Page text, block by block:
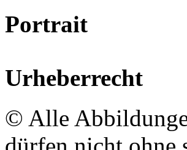
Portrait
Urheberrecht
© Alle